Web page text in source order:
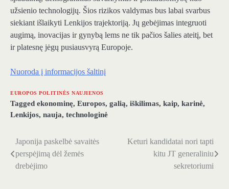
užsienio technologijų. Šios rizikos valdymas bus labai svarbus
siekiant išlaikyti Lenkijos trajektoriją. Jų gebėjimas integruoti
augimą, inovacijas ir gynybą lems ne tik pačios šalies ateitį, bet
ir platesnę jėgų pusiausvyrą Europoje.
Nuoroda į informacijos šaltinį
EUROPOS POLITINĖS NAUJIENOS
Tagged ekonominę, Europos, galią, iškilimas, kaip, karinė,
Lenkijos, nauja, technologinė
Navigacija
tarp
Japonija paskelbė savaitės
perspėjimą dėl žemės
drebėjimo
Keturi kandidatai nori tapti
kitu JT generaliniu
sekretoriumi